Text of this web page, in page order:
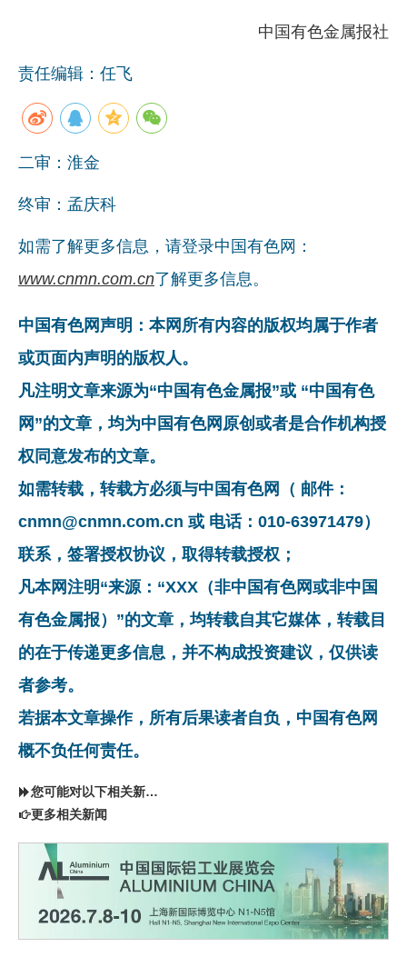
中国有色金属报社
责任编辑：任飞
二审：淮金
终审：孟庆科
如需了解更多信息，请登录中国有色网：
www.cnmn.com.cn了解更多信息。
中国有色网声明：本网所有内容的版权均属于作者
或页面内声明的版权人。
凡注明文章来源为“中国有色金属报”或 “中国有色
网”的文章，均为中国有色网原创或者是合作机构授
权同意发布的文章。
如需转载，转载方必须与中国有色网（ 邮件：
cnmn@cnmn.com.cn 或 电话：010-63971479）
联系，签署授权协议，取得转载授权；
凡本网注明“来源：“XXX（非中国有色网或非中国
有色金属报）”的文章，均转载自其它媒体，转载目
的在于传递更多信息，并不构成投资建议，仅供读
者参考。
若据本文章操作，所有后果读者自负，中国有色网
概不负任何责任。
您可能对以下相关新闻同样感兴趣
更多相关新闻